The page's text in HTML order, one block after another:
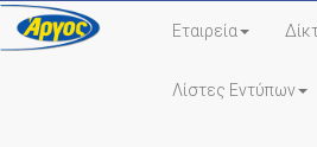
Εταιρεία
Λίστες Εντύπων